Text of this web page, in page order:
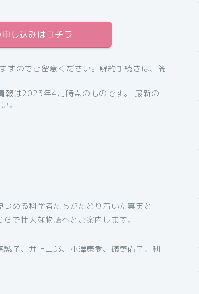
し込みはコチラ
すのでご留意ください。解約手続きは、簡
報は2023年4月時点のものです。 最新の
。
める科学者たちがたどり着いた真実と
で壮大な物語へとご案内します。
子、井上二郎、小澤康喬、礒野佑子、利